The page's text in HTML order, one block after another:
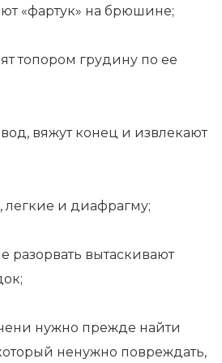
«фартук» на брюшине;
топором грудину по ее
вяжут конец и извлекают
и диафрагму;
разорвать вытаскивают
нужно прежде найти
ненужно повреждать,